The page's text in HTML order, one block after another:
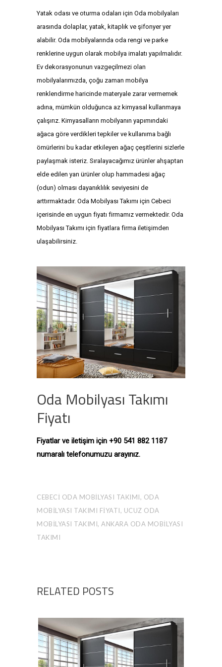
Yatak odası ve oturma odaları için Oda mobilyaları
arasında dolaplar, yatak, kitaplık ve şifonyer yer
alabilir. Oda mobilyalarında oda rengi ve parke
renklerine uygun olarak mobilya imalatı yapılmalıdır.
Ev dekorasyonunun vazgeçilmezi olan
mobilyalarımızda, çoğu zaman mobilya
renklendirme haricinde materyale zarar vermemek
adına, mümkün olduğunca az kimyasal kullanmaya
çalışırız. Kimyasalların mobilyanın yapımındaki
ağaca göre verdikleri tepkiler ve kullanıma bağlı
ömürlerini bu kadar etkileyen ağaç çeşitlerini sizlerle
paylaşmak isteriz. Sıralayacağımız ürünler ahşaptan
elde edilen yan ürünler olup hammadesi ağaç
(odun) olması dayanıklılık seviyesini de
arttırmaktadır. Oda Mobilyası Takımı için Cebeci
içerisinde en uygun fiyatı firmamız vermektedir. Oda
Mobilyası Takımı için fiyatlara firma iletişimden
ulaşabilirsiniz.
Oda Mobilyası Takımı
Fiyatı
Fiyatlar ve iletişim için +90 541 882 1187
numaralı telefonumuzu arayınız.
CEBECI ODA MOBILYASI TAKIMI, ODA
MOBILYASI TAKIMI FIYATI, UCUZ ODA
MOBILYASI TAKIMI, ANKARA ODA MOBILYASI
TAKIMI
RELATED POSTS